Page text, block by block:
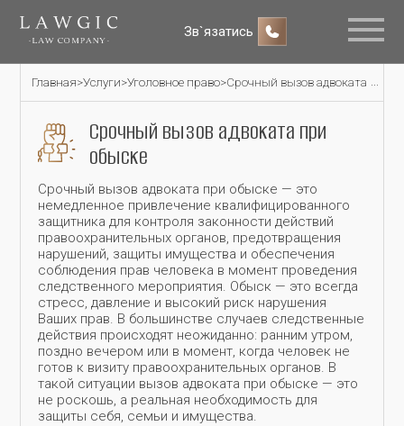
Зв`язатись
Главная>Услуги>Уголовное право>Срочный вызов адвоката при
Срочный вызов адвоката при
обыске
Срочный вызов адвоката при обыске — это
немедленное привлечение квалифицированного
защитника для контроля законности действий
правоохранительных органов, предотвращения
нарушений, защиты имущества и обеспечения
соблюдения прав человека в момент проведения
следственного мероприятия. Обыск — это всегда
стресс, давление и высокий риск нарушения
Ваших прав. В большинстве случаев следственные
действия происходят неожиданно: ранним утром,
поздно вечером или в момент, когда человек не
готов к визиту правоохранительных органов. В
такой ситуации вызов адвоката при обыске — это
не роскошь, а реальная необходимость для
защиты себя, семьи и имущества.